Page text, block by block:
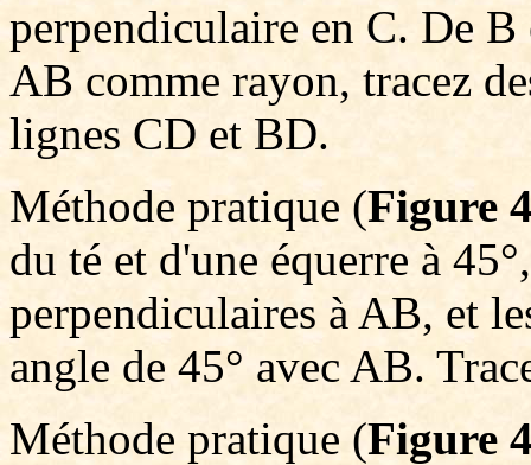
perpendiculaire en C. De B
AB comme rayon, tracez
lignes CD et BD.
Méthode pratique (Figure
du té et d'une équerre à
perpendiculaires à AB, et
angle de 45° avec AB.
Méthode pratique (Figure